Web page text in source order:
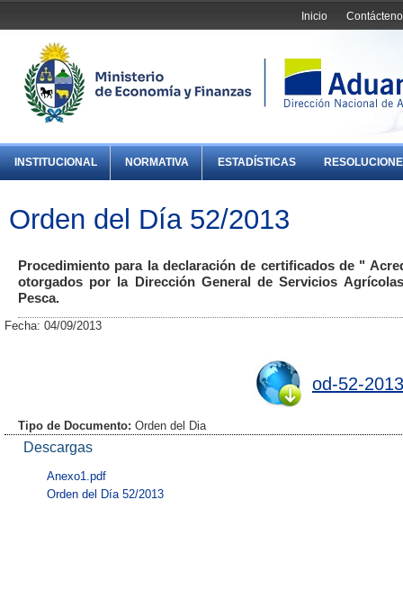
Inicio
INSTITUCIONAL NORMATIVA ESTADÍSTICAS
Orden del Día 52/2013
Procedimiento para la declaración de certificados de "
otorgados por la Dirección General de Servicios
Pesca.
Fecha: 04/09/2013
od-52-
Tipo de Documento: Orden del Dia
Descargas
Anexo1.pdf
Orden del Día 52/2013